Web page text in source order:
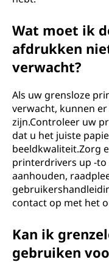
Wat moet ik
afdrukken
verwacht?
Als uw grensloze
verwacht, kunnen
zijn.Controleer uw
dat u het juiste
beeldkwaliteit.Zorg
printerdrivers up -to
aanhouden,
contact op met het
Kan ik
gebruiken